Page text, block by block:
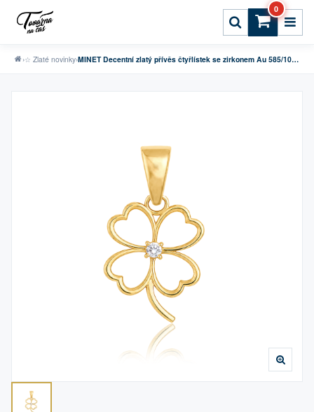
0
›☆ Zlaté novinky› MINET Decentní zlatý přívěs čtyřlístek se zirkonem Au 585/1000 0,75g